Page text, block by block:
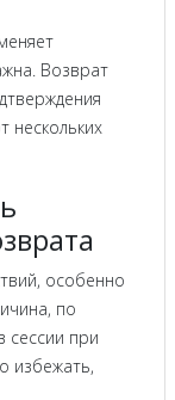
Возврат
нескольких
особенно
по
сессии при
избежать,